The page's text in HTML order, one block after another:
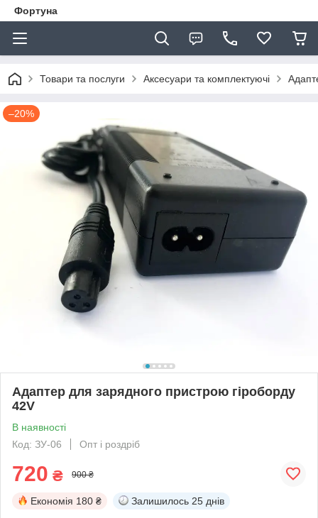
Фортуна
Товари та послуги Аксесуари та комплектуючі
–20%
Адаптер для зарядного пристрою гіроборду
42V
В наявності
Код: ЗУ-06
Опт і роздріб
720 ₴ 900 ₴
Економія 180 ₴ Залишилось 25 днів